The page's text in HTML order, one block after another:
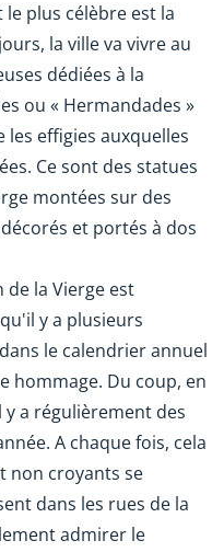
plus célèbre est la
la ville va vivre au
dédiées à la
ou « Hermandades »
les effigies auxquelles
Ce sont des statues
montées sur des
et portés à dos
la Vierge est
y a plusieurs
le calendrier annuel
hommage. Du coup, en
y a régulièrement des
A chaque fois, cela
non croyants se
dans les rues de la
admirer le